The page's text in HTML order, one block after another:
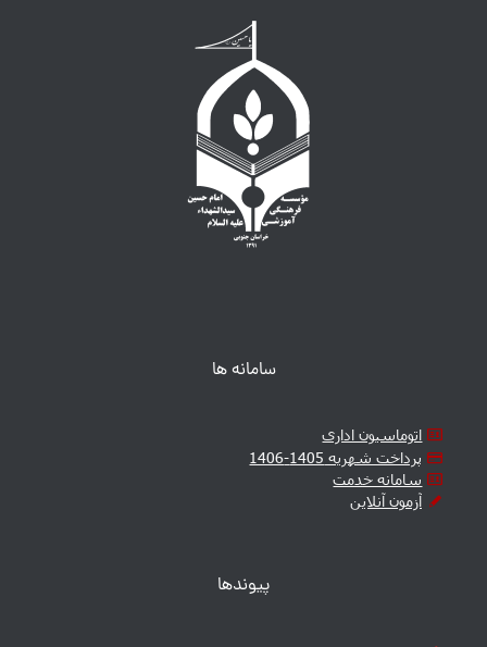
سامانه ها
اتوماسیون اداری
پرداخت شهریه 1405-1406
سامانه خدمت
آزمون آنلاین
پیوندها